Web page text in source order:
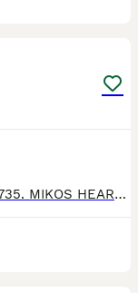
🐾 CANICHE TOY 🐾 criador con Afijo 22735. MIKOS HEART Caniches Toy hembra y macho criados en ambiente familiar. Muy cariñosos, equilibrados y sociables • Afijo: MIKOS HEART • Núcleo zoológico: Sí • Criada familiar • Tamaño Toy (se pueden ver padres) 🔴 Se entrega con: •Vacunas al día • Desparasitación interna y externa • Cartilla veterinaria ✅Cachorros criados en ambiente familiar. Criador socio de la Real Sociedad Canina de España 🇪🇸 Afijo 22735 y núcleo zoológico en vigor. Ejemplares de gran calidad, de las mejores líneas actuales de la raza. Todo demostrable. Fotos y vídeos reales no adquiridos ni manipulados en redes sociales. Los cachorros se entregan con todo al día. Para más información no dude en ponerse en contacto en número de teléfono.